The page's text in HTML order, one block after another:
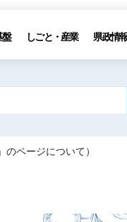
盤 しごと・産業 県政情
ページについて）